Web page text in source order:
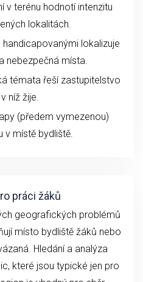
terénu hodnotí intenzitu
lokalitách.
lokalizuje
nebezpečná místa.
témata řeší zastupitelstvo
níž žije.
(předem vymezenou)
v místě bydliště.
práci žáků
geografických problémů
místo bydliště žáků nebo
Hledání a analýza
které jsou typické jen pro